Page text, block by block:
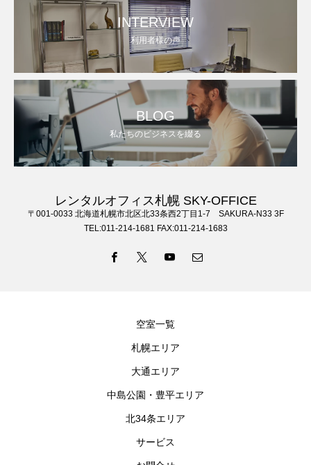
INTERVIEW
利用者様の声
BLOG
私たちのビジネスを綴る
レンタルオフィス札幌 SKY-OFFICE
〒001-0033 北海道札幌市北区北33条西2丁目1-7 SAKURA-N33 3F
TEL:011-214-1681 FAX:011-214-1683
空室一覧
札幌エリア
大通エリア
中島公園・豊平エリア
北34条エリア
サービス